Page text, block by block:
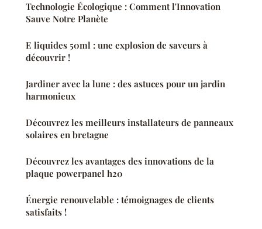
Technologie Écologique : Comment l'Innovation
Sauve Notre Planète
E liquides 50ml : une explosion de saveurs à
découvrir !
Jardiner avec la lune : des astuces pour un jardin
harmonieux
Découvrez les meilleurs installateurs de panneaux
solaires en bretagne
Découvrez les avantages des innovations de la
plaque powerpanel h20
Énergie renouvelable : témoignages de clients
satisfaits !